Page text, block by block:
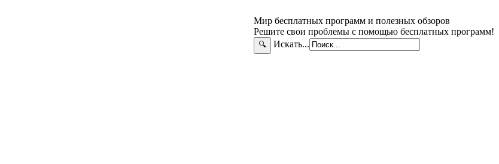
Мир бесплатных программ и полезных обзоров
Решите свои проблемы с помощью бесплатных программ!
🔍 Искать...